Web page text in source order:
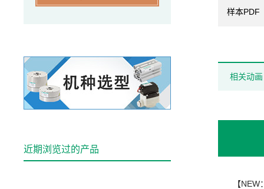
样本PDF
相关动画
【
近期浏览过的产品